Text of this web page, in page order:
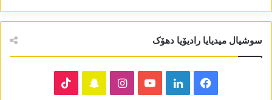
سوشیال میدیایا رادیۆیا دھۆک
Facebook
LinkedIn
YouTube
Instagram
Snapchat